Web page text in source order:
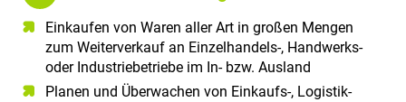
Einkaufen von Waren aller Art in großen Mengen
zum Weiterverkauf an Einzelhandels-, Handwerks-
oder Industriebetriebe im In- bzw. Ausland
Planen und Überwachen von Einkaufs-, Logistik-